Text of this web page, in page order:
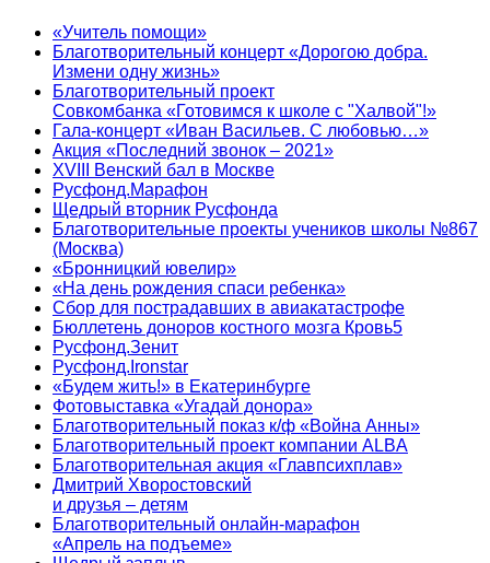
«Учитель помощи»
Благотворительный концерт «Дорогою добра.
Измени одну жизнь»
Благотворительный проект
Совкомбанка «Готовимся к школе с "Халвой"!»
Гала-концерт «Иван Васильев. С любовью…»
Акция «Последний звонок – 2021»
XVIII Венский бал в Москве
Русфонд.Марафон
Щедрый вторник Русфонда
Благотворительные проекты учеников школы №867
(Москва)
«Бронницкий ювелир»
«На день рождения спаси ребенка»
Сбор для пострадавших в авиакатастрофе
Бюллетень доноров костного мозга Кровь5
Русфонд.Зенит
Русфонд.Ironstar
«Будем жить!» в Екатеринбурге
Фотовыставка «Угадай донора»
Благотворительный показ к/ф «Война Анны»
Благотворительный проект компании ALBA
Благотворительная акция «Главпсихплав»
Дмитрий Хворостовский
и друзья – детям
Благотворительный онлайн‑марафон
«Апрель на подъеме»